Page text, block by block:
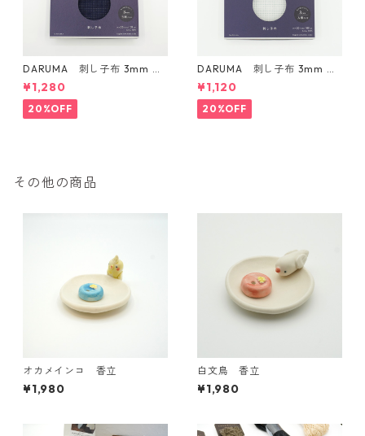
DARUMA 刺し子布 3mm 方
眼ガイドタイプ Col.3 紺
¥1,280
20%OFF
DARUMA 刺し子布 3mm 方
眼ガイドタイプ Col.1 白
¥1,120
20%OFF
その他の商品
オカメインコ 香立
¥1,980
白文鳥 香立
¥1,980